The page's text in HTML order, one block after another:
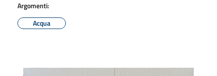
Argomenti:
Acqua